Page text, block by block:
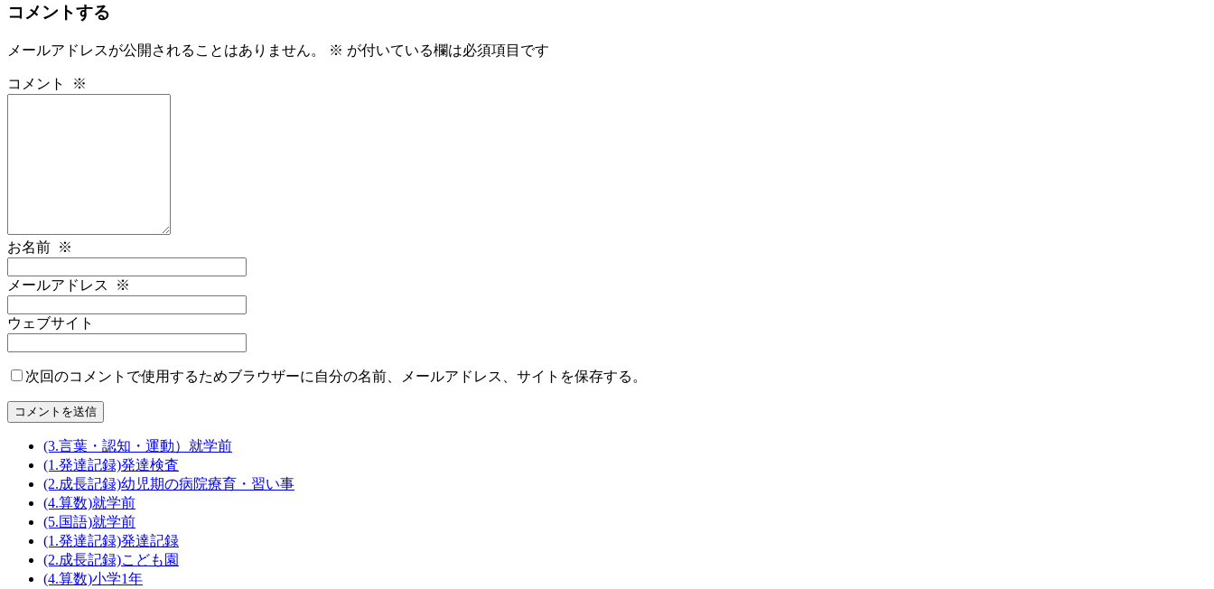
コメントする
メールアドレスが公開されることはありません。 ※ が付いている欄は必須項目です
コメント ※
お名前 ※
メールアドレス ※
ウェブサイト
次回のコメントで使用するためブラウザーに自分の名前、メールアドレス、サイトを保存する。
(3.言葉・認知・運動）就学前
(1.発達記録)発達検査
(2.成長記録)幼児期の病院療育・習い事
(4.算数)就学前
(5.国語)就学前
(1.発達記録)発達記録
(2.成長記録)こども園
(4.算数)小学1年